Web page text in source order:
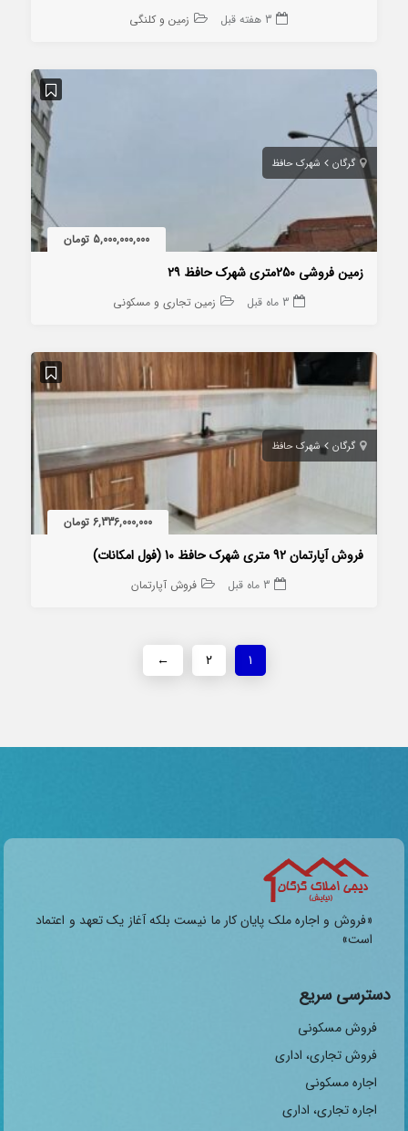
3 هفته قبل زمین و کلنگی
گرگان شهرک حافظ
5,000,000,000 تومان
زمین فروشی 250متری شهرک حافظ ۲۹
3 ماه قبل زمین تجاری و مسکونی
گرگان شهرک حافظ
6,336,000,000 تومان
فروش آپارتمان 92 متری شهرک حافظ 10 (فول امکانات)
3 ماه قبل فروش آپارتمان
۱ ۲ ←
«فروش و اجاره ملک پایان کار ما نیست بلکه آغاز یک تعهد و اعتماد
است»
دسترسی سریع
فروش مسکونی
فروش تجاری، اداری
اجاره مسکونی
اجاره تجاری، اداری